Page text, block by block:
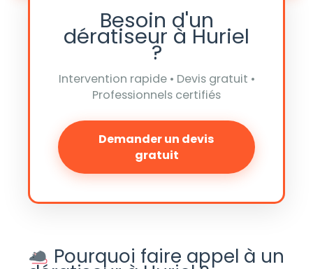
Besoin d'un
dératiseur à Huriel
?
Intervention rapide • Devis gratuit •
Professionnels certifiés
Demander un devis
gratuit
Pourquoi faire appel à un